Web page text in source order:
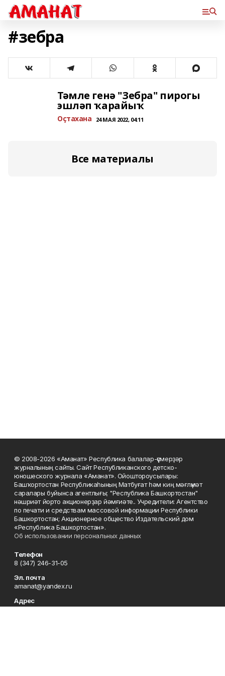
#зебра
Тәмле генә "Зебра" пирогы
эшләп ҡарайыҡ
Оҫтахана 24 МАЯ 2022, 04:11
Все материалы
© 2008-2026 «Аманат» Республика балалар-үҫмерҙәр
журналының сайты. Сайт Республиканского детско-
юношеского журнала «Аманат». Ойоштороусылары:
Башҡортостан Республикаһының Матбуғат һәм киң мәғлүмәт
саралары буйынса агентлығы; "Республика Башкортостан"
нәшриәт йорто акционерҙар йәмғиәте.. Учредители: Агентство
по печати и средствам массовой информации Республики
Башкортостан; Акционерное общество Издательский дом
«Республика Башкортостан».
Об использовании персональных данных
Телефон
8 (347) 246-31-05
Эл. почта
amanat@yandex.ru
Адрес
450079, Республика Башкортостан, г. Уфа, ул. 50-летия